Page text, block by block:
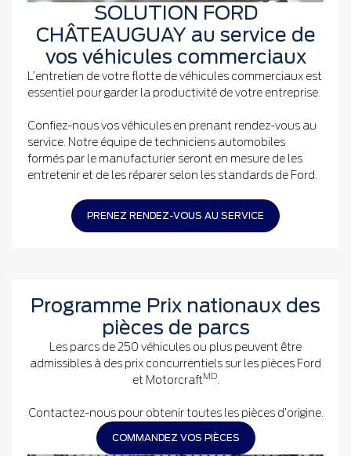
SOLUTION FORD
CHÂTEAUGUAY au service de
vos véhicules commerciaux
L’entretien de votre flotte de véhicules commerciaux est
essentiel pour garder la productivité de votre entreprise.
Confiez-nous vos véhicules en prenant rendez-vous au
service. Notre équipe de techniciens automobiles
formés par le manufacturier seront en mesure de les
entretenir et de les réparer selon les standards de Ford.
PRENEZ RENDEZ-VOUS AU SERVICE
Programme Prix nationaux des
pièces de parcs
Les parcs de 250 véhicules ou plus peuvent être
admissibles à des prix concurrentiels sur les pièces Ford
et MotorcraftMD.
Contactez-nous pour obtenir toutes les pièces d’origine.
COMMANDEZ VOS PIÈCES